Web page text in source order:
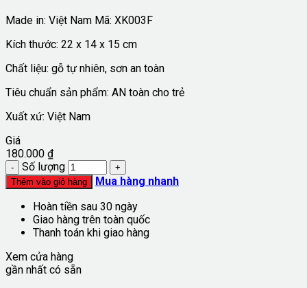
Made in: Việt Nam Mã: XK003F
Kích thước: 22 x 14 x 15 cm
Chất liệu: gỗ tự nhiên, sơn an toàn
Tiêu chuẩn sản phẩm: AN toàn cho trẻ
Xuất xứ: Việt Nam
Giá
180.000 ₫
Số lượng
Thêm vào giỏ hàng
Mua hàng nhanh
Hoàn tiền sau 30 ngày
Giao hàng trên toàn quốc
Thanh toán khi giao hàng
Xem cửa hàng
gần nhất có sẵn